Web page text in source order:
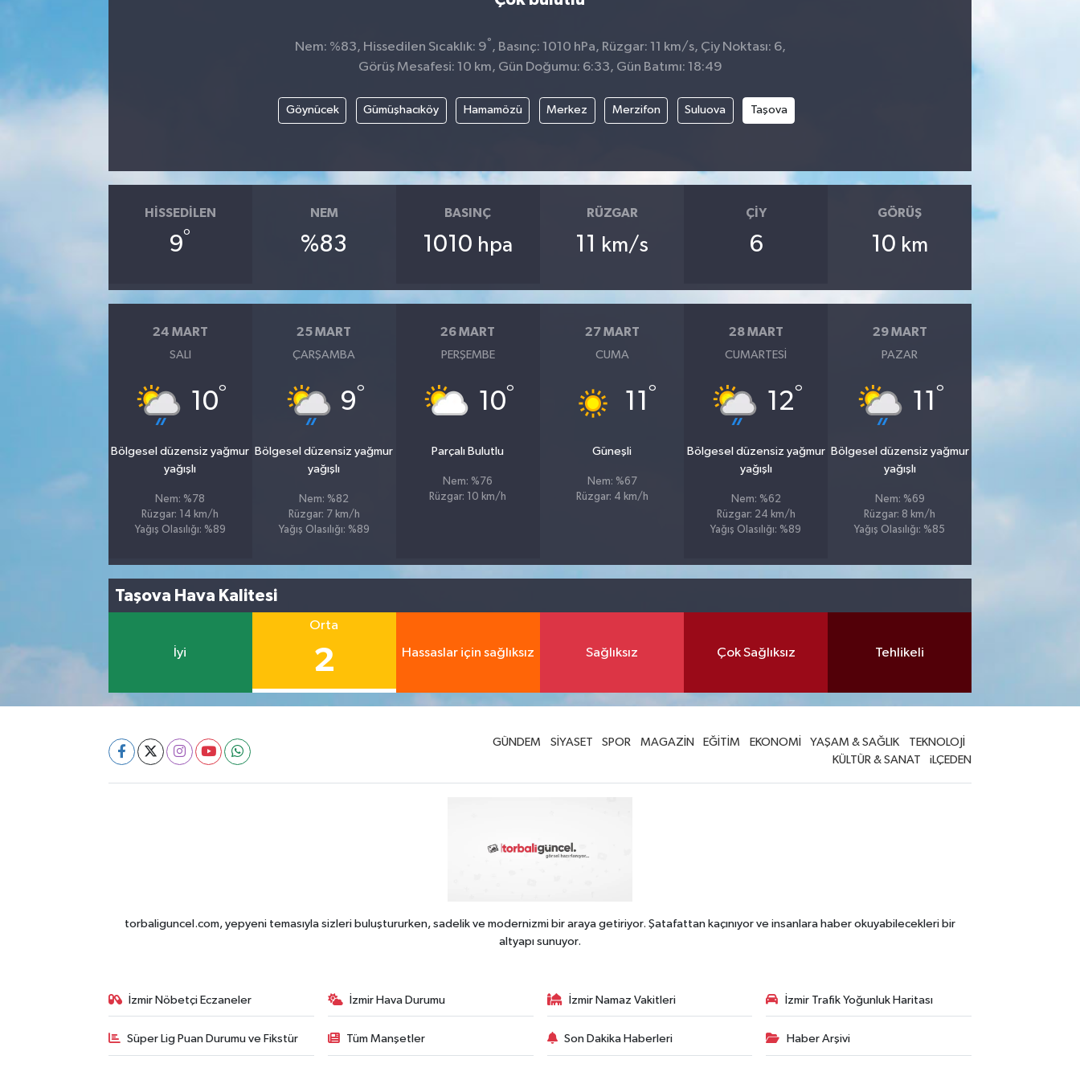
Nem: %83, Hissedilen Sıcaklık: 9° , Basınç: 1010 hPa, Rüzgar: 11 km/s, Çiy Noktası: 6,
Görüş Mesafesi: 10 km, Gün Doğumu: 6:33, Gün Batımı: 18:49
Göynücek Gümüşhacıköy Hamamözü Merkez Merzifon Suluova Taşova
HISSEDILEN
9°
NEM
%83
BASINÇ
1010 hpa
RÜZGAR
11 km/s
ÇIY
6
GÖRÜŞ
10 km
24 MART
SALI
10°
Bölgesel düzensiz yağmur
yağışlı
Nem: %78
Rüzgar: 14 km/h
Yağış Olasılığı: %89
25 MART
ÇARŞAMBA
9°
Bölgesel düzensiz yağmur
yağışlı
Nem: %82
Rüzgar: 7 km/h
Yağış Olasılığı: %89
26 MART
PERŞEMBE
10°
Parçalı Bulutlu
Nem: %76
Rüzgar: 10 km/h
27 MART
CUMA
11 °
Güneşli
Nem: %67
Rüzgar: 4 km/h
28 MART
CUMARTESI
12°
Bölgesel düzensiz yağmur
yağışlı
Nem: %62
Rüzgar: 24 km/h
Yağış Olasılığı: %89
29 MART
PAZAR
11 °
Bölgesel düzensiz yağmur
yağışlı
Nem: %69
Rüzgar: 8 km/h
Yağış Olasılığı: %85
Taşova Hava Kalitesi
İyi
Orta
2 Hassaslar için sağlıksız Sağlıksız Çok Sağlıksız Tehlikeli
GÜNDEM SİYASET SPOR MAGAZİN EĞİTİM EKONOMİ YAŞAM & SAĞLIK
TEKNOLOJİ
KÜLTÜR & SANAT
iLÇEDEN
torbaliguncel.com, yepyeni temasıyla sizleri buluştururken, sadelik ve modernizmi bir araya getiriyor. Şatafattan kaçınıyor ve insanlara haber okuyabilecekleri bir
altyapı sunuyor.
İzmir Nöbetçi Eczaneler İzmir Hava Durumu İzmir Namaz Vakitleri İzmir Trafik Yoğunluk Haritası
Süper Lig Puan Durumu ve Fikstür Tüm Manşetler Son Dakika Haberleri Haber Arşivi